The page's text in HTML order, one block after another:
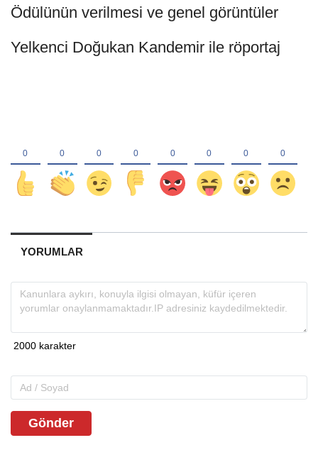
Ödülünün verilmesi ve genel görüntüler
Yelkenci Doğukan Kandemir ile röportaj
YORUMLAR
Gönder